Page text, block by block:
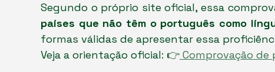
Segundo o próprio site oficial, essa
países que não têm o português como
formas válidas de apresentar essa
Veja a orientação oficial: 👉 Comprovação de